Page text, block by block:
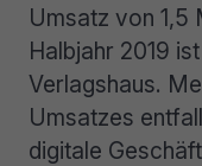
Umsatz von 1,5
Halbjahr 2019
Verlagshaus.
Umsatzes
digitale